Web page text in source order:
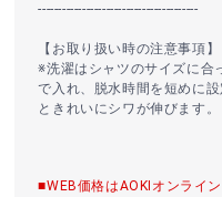
----------------------------------------
【お取り扱い時の注意事項】
※洗濯はシャツのサイズに合
で入れ、脱水時間を短めに
ときれいにシワが伸びます。
■WEB価格はAOKIオンライ